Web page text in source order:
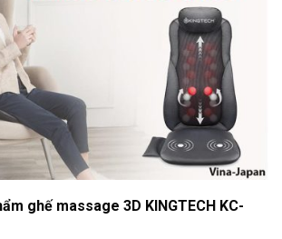
ghế massage 3D KINGTECH KC-